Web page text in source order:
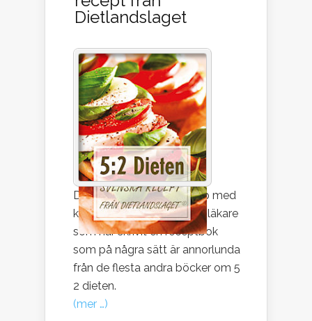
Dietlandslaget
Dietlandslaget är en grupp med
kostrådgivare, kockar och läkare
som har skrivit en receptbok
som på några sätt är annorlunda
från de flesta andra böcker om 5
2 dieten.
(mer …)